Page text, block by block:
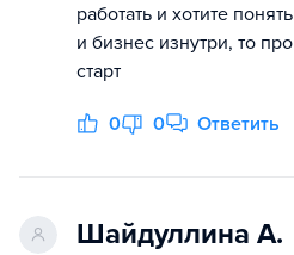
работать и хотите
и бизнес изнутри, то
старт
0 0 Ответить
Шайдуллина А.